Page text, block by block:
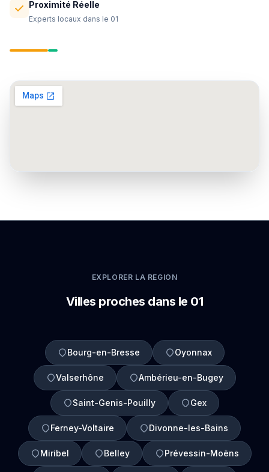
Proximité Réelle
Experts locaux dans le 01
EXPLORER LA REGION
Villes proches dans le 01
Bourg-en-Bresse Oyonnax
Valserhône Ambérieu-en-Bugey
Saint-Genis-Pouilly Gex
Ferney-Voltaire Divonne-les-Bains
Miribel Belley Prévessin-Moëns